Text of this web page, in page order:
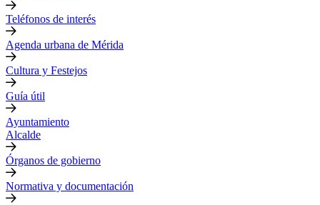
Teléfonos de interés
Agenda urbana de Mérida
Cultura y Festejos
Guía útil
Ayuntamiento
Alcalde
Órganos de gobierno
Normativa y documentación